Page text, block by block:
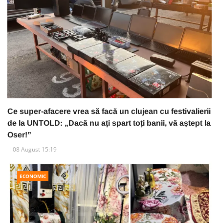
Ce super-afacere vrea să facă un clujean cu festivalierii
de la UNTOLD: „Dacă nu ați spart toți banii, vă aștept la
Oser!”
08 August 15:19
ECONOMIC